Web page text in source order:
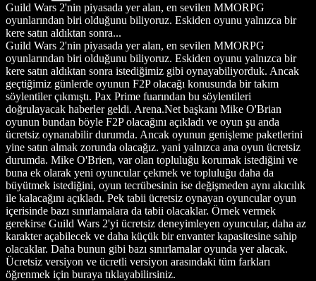
Guild Wars 2'nin piyasada yer alan, en sevilen MMORPG
oyunlarından biri olduğunu biliyoruz. Eskiden oyunu yalnızca bir
kere satın aldıktan sonra...
Guild Wars 2'nin piyasada yer alan, en sevilen MMORPG
oyunlarından biri olduğunu biliyoruz. Eskiden oyunu yalnızca bir
kere satın aldıktan sonra istediğimiz gibi oynayabiliyorduk. Ancak
geçtiğimiz günlerde oyunun F2P olacağı konusunda bir takım
söylentiler çıkmıştı. Pax Prime fuarından bu söylentileri
doğrulayacak haberler geldi. Arena.Net başkanı Mike O'Brian
oyunun bundan böyle F2P olacağını açıkladı ve oyun şu anda
ücretsiz oynanabilir durumda. Ancak oyunun genişleme paketlerini
yine satın almak zorunda olacağız. yani yalnızca ana oyun ücretsiz
durumda. Mike O'Brien, var olan topluluğu korumak istediğini ve
buna ek olarak yeni oyuncular çekmek ve topluluğu daha da
büyütmek istediğini, oyun tecrübesinin ise değişmeden aynı akıcılık
ile kalacağını açıkladı. Pek tabii ücretsiz oynayan oyuncular oyun
içerisinde bazı sınırlamalara da tabii olacaklar. Örnek vermek
gerekirse Guild Wars 2'yi ücretsiz deneyimleyen oyuncular, daha az
karakter açabilecek ve daha küçük bir envanter kapasitesine sahip
olacaklar. Daha bunun gibi bazı sınırlamalar oyunda yer alacak.
Ücretsiz versiyon ve ücretli versiyon arasındaki tüm farkları
öğrenmek için buraya tıklayabilirsiniz.